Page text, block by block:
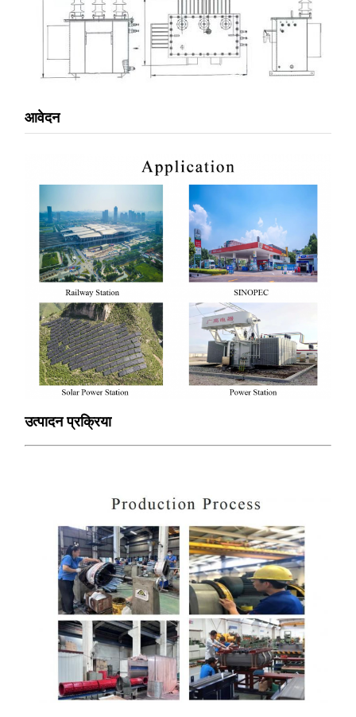
आवेदन
उत्पादन प्रक्रिया